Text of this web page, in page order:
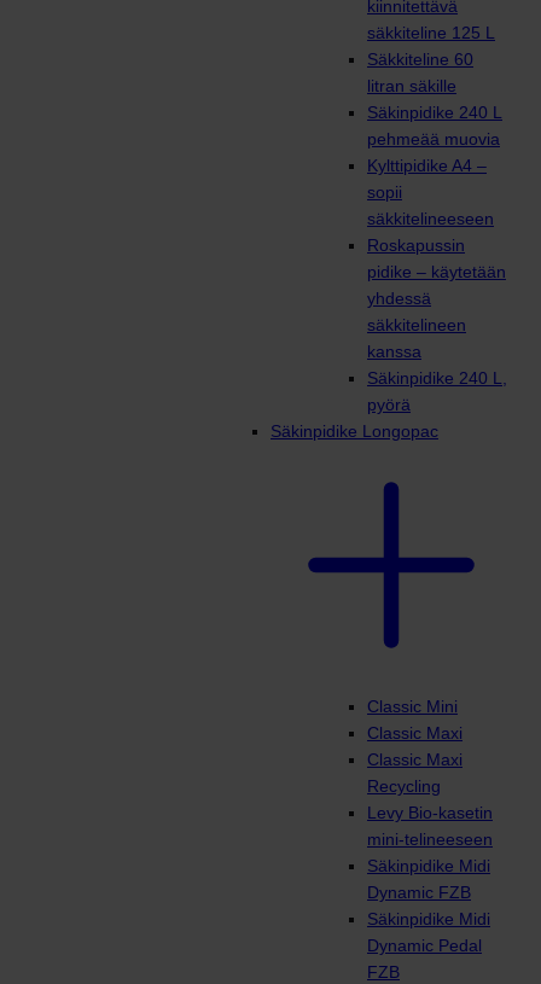
kiinnitettävä
säkkiteline 125 L
Säkkiteline 60
litran säkille
Säkinpidike 240 L
pehmeää muovia
Kylttipidike A4 –
sopii
säkkitelineeseen
Roskapussin
pidike – käytetään
yhdessä
säkkitelineen
kanssa
Säkinpidike 240 L,
pyörä
Säkinpidike Longopac
Classic Mini
Classic Maxi
Classic Maxi
Recycling
Levy Bio-kasetin
mini-telineeseen
Säkinpidike Midi
Dynamic FZB
Säkinpidike Midi
Dynamic Pedal
FZB